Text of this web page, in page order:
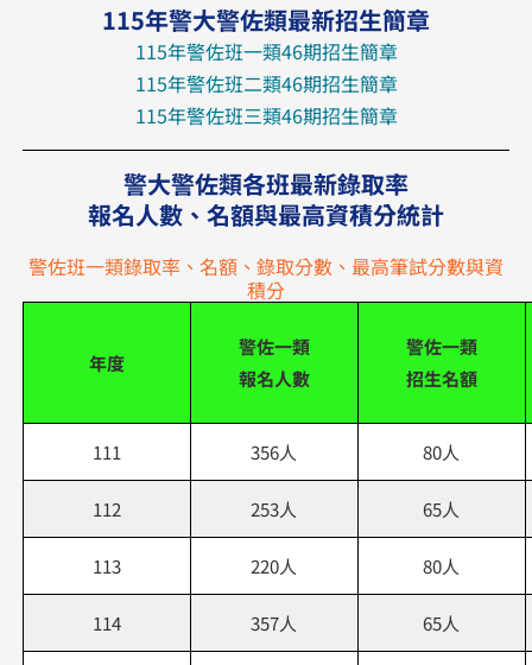
115年警大警佐類最新招生簡章
115年警佐班一類46期招生簡章
115年警佐班二類46期招生簡章
115年警佐班三類46期招生簡章
警大警佐類各班最新錄取率
報名人數、名額與最高資積分統計
警佐班一類錄取率、名額、錄取分數、最高筆試分數與資
積分
年度
警佐一類
報名人數
警佐一類
招生名額
111 356人 80人
112 253人 65人
113 220人 80人
114 357人 65人